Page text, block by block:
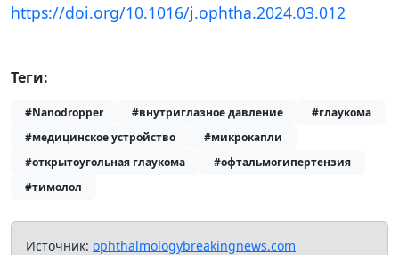
https://doi.org/10.1016/j.ophtha.2024.03.012
Теги:
#Nanodropper #внутриглазное давление
#глаукома
#медицинское устройство
#микрокапли
#открытоугольная глаукома
#офтальмогипертензия
#тимолол
Источник: ophthalmologybreakingnews.com